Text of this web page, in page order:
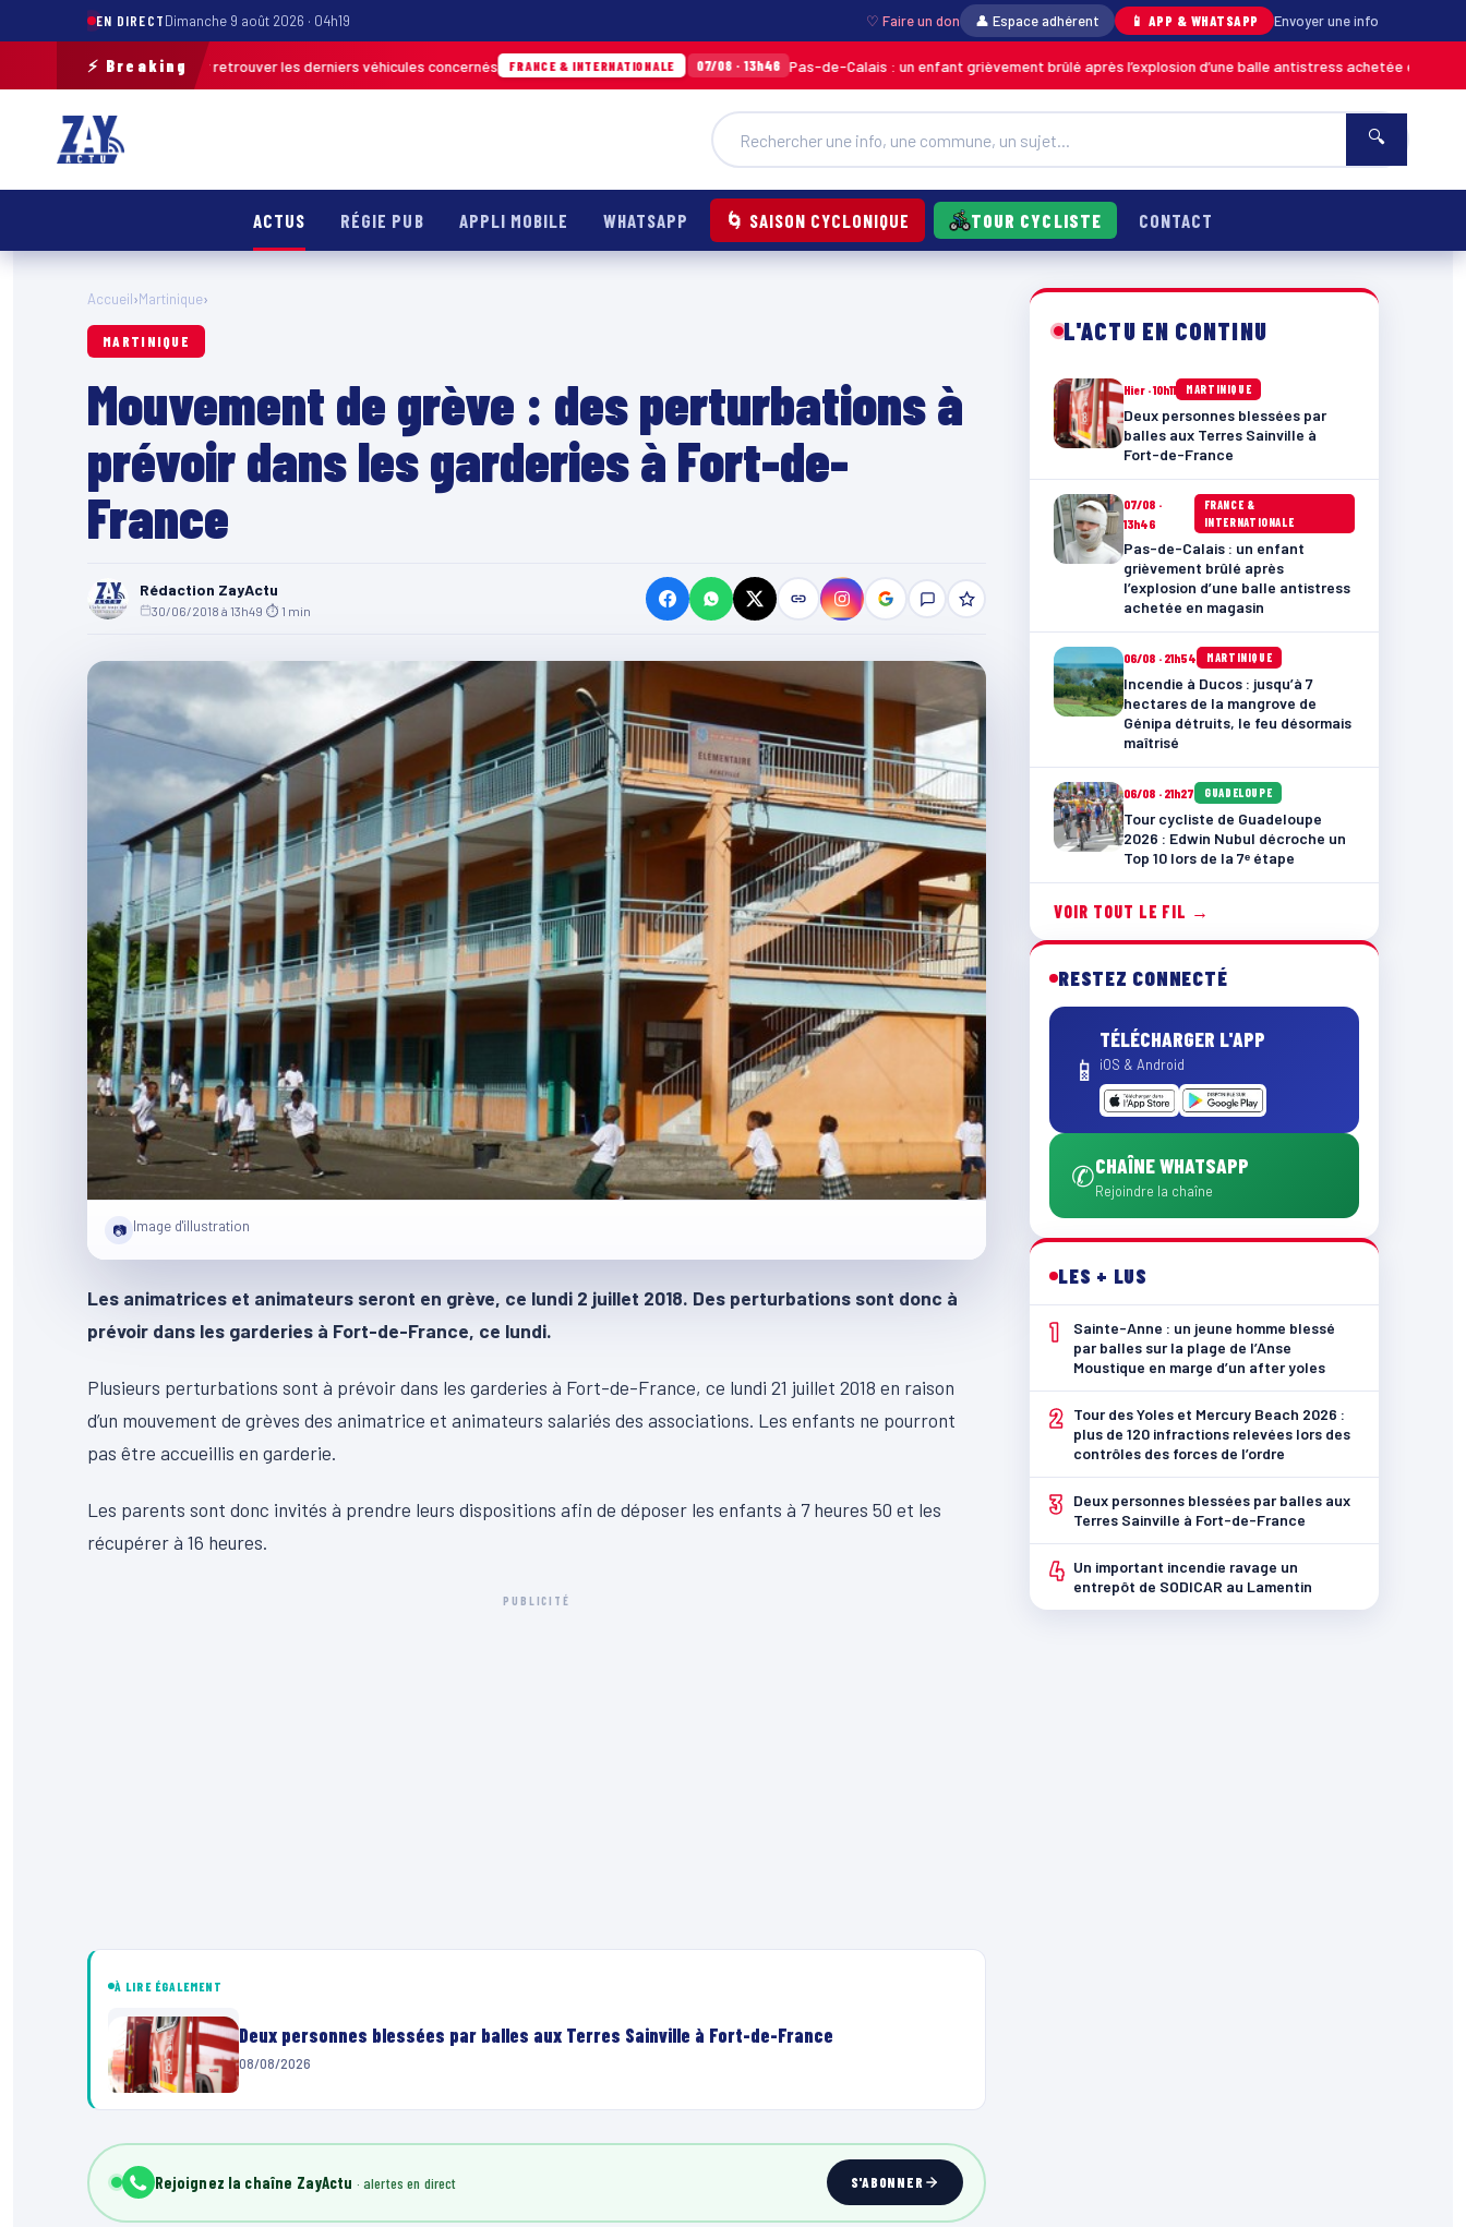
EN DIRECTDimanche 9 août 2026 · 04h19 ♡ Faire un don 👤 Espace adhérent 📱 APP & WHATSAPP Envoyer une info
⚡ Breaking
de terrain pour retrouver les derniers véhicules concernés FRANCE & INTERNATIONALE 07/08 · 13h46 Pas-de-Calais : un enfant grièvement brûlé après l’explosion d’une balle antistress achetée en magasin
🔍
ACTUS RÉGIE PUB APPLI MOBILE WHATSAPP 🌀 SAISON CYCLONIQUE TOUR CYCLISTE CONTACT
Accueil›Martinique›
MARTINIQUE
Mouvement de grève : des perturbations à
prévoir dans les garderies à Fort-de-
France
Rédaction ZayActu
30/06/2018 à 13h49 ⏱ 1 min
📷 Image d'illustration
Les animatrices et animateurs seront en grève, ce lundi 2 juillet 2018. Des perturbations sont donc à
prévoir dans les garderies à Fort-de-France, ce lundi.
Plusieurs perturbations sont à prévoir dans les garderies à Fort-de-France, ce lundi 21 juillet 2018 en raison
d’un mouvement de grèves des animatrice et animateurs salariés des associations. Les enfants ne pourront
pas être accueillis en garderie.
Les parents sont donc invités à prendre leurs dispositions afin de déposer les enfants à 7 heures 50 et les
récupérer à 16 heures.
PUBLICITÉ
À LIRE ÉGALEMENT
Deux personnes blessées par balles aux Terres Sainville à Fort-de-France
08/08/2026
Rejoignez la chaîne ZayActu S'ABONNER
L'ACTU EN CONTINU
Hier · 10h11 MARTINIQUE
Deux personnes blessées par
balles aux Terres Sainville à
Fort-de-France
07/08 ·
13h46
FRANCE &
INTERNATIONALE
Pas-de-Calais : un enfant
grièvement brûlé après
l’explosion d’une balle antistress
achetée en magasin
06/08 · 21h54 MARTINIQUE
Incendie à Ducos : jusqu’à 7
hectares de la mangrove de
Génipa détruits, le feu désormais
maîtrisé
06/08 · 21h27 GUADELOUPE
Tour cycliste de Guadeloupe
2026 : Edwin Nubul décroche un
Top 10 lors de la 7ᵉ étape
VOIR TOUT LE FIL →
RESTEZ CONNECTÉ
📱
TÉLÉCHARGER L'APP
iOS & Android
✆CHAÎNE WHATSAPP
Rejoindre la chaîne
LES + LUS
1
Sainte-Anne : un jeune homme blessé
par balles sur la plage de l’Anse
Moustique en marge d’un after yoles
2
Tour des Yoles et Mercury Beach 2026 :
plus de 120 infractions relevées lors des
contrôles des forces de l’ordre
3
Deux personnes blessées par balles aux
Terres Sainville à Fort-de-France
4 Un important incendie ravage un
entrepôt de SODICAR au Lamentin